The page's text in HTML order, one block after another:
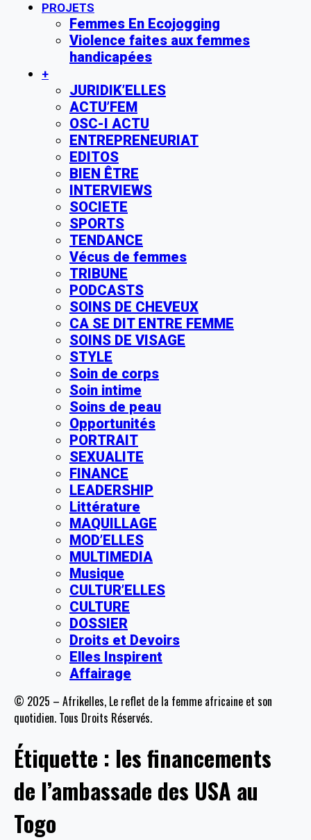
PROJETS
Femmes En Ecojogging
Violence faites aux femmes
handicapées
+
JURIDIK’ELLES
ACTU’FEM
OSC-I ACTU
ENTREPRENEURIAT
EDITOS
BIEN ÊTRE
INTERVIEWS
SOCIETE
SPORTS
TENDANCE
Vécus de femmes
TRIBUNE
PODCASTS
SOINS DE CHEVEUX
CA SE DIT ENTRE FEMME
SOINS DE VISAGE
STYLE
Soin de corps
Soin intime
Soins de peau
Opportunités
PORTRAIT
SEXUALITE
FINANCE
LEADERSHIP
Littérature
MAQUILLAGE
MOD’ELLES
MULTIMEDIA
Musique
CULTUR’ELLES
CULTURE
DOSSIER
Droits et Devoirs
Elles Inspirent
Affairage
© 2025 – Afrikelles, Le reflet de la femme africaine et son
quotidien. Tous Droits Réservés.
Étiquette : les financements
de l’ambassade des USA au
Togo